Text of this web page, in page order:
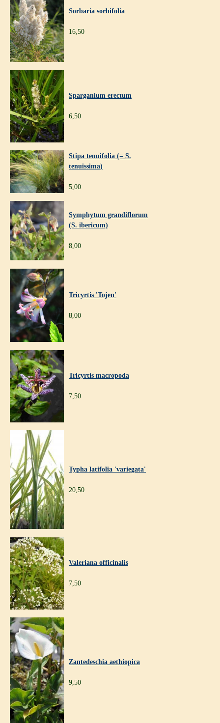
Sorbaria sorbifolia
16,50
Sparganium erectum
6,50
Stipa tenuifolia (= S.
tenuissima)
5,00
Symphytum grandiflorum
(S. ibericum)
8,00
Tricyrtis 'Tojen'
8,00
Tricyrtis macropoda
7,50
Typha latifolia 'variegata'
20,50
Valeriana officinalis
7,50
Zantedeschia aethiopica
9,50